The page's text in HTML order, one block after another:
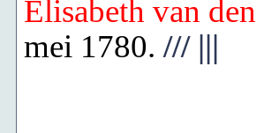
Elisabeth van den
mei 1780. ///|||